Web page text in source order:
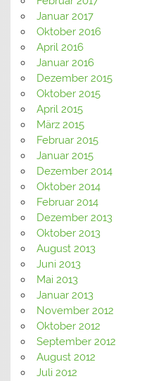
Januar 2017
Oktober 2016
April 2016
Januar 2016
Dezember 2015
Oktober 2015
April 2015
März 2015
Februar 2015
Januar 2015
Dezember 2014
Oktober 2014
Februar 2014
Dezember 2013
Oktober 2013
August 2013
Juni 2013
Mai 2013
Januar 2013
November 2012
Oktober 2012
September 2012
August 2012
Juli 2012